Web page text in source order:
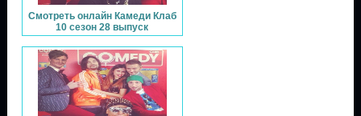
Смотреть онлайн Камеди Клаб
10 сезон 28 выпуск